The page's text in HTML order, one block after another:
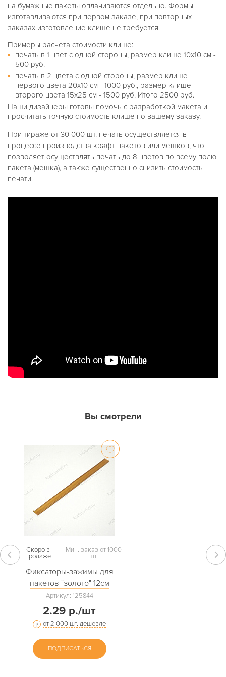
на бумажные пакеты оплачиваются отдельно. Формы
изготавливаются при первом заказе, при повторных
заказах изготовление клише не требуется.
Примеры расчета стоимости клише:
печать в 1 цвет с одной стороны, размер клише 10х10 см -
500 руб.
печать в 2 цвета с одной стороны, размер клише
первого цвета 20х10 см - 1000 руб., размер клише
второго цвета 15х25 см - 1500 руб. Итого 2500 руб.
Наши дизайнеры готовы помочь с разработкой макета и
просчитать точную стоимость клише по вашему заказу.
При тираже от 30 000 шт. печать осуществляется в
процессе производства крафт пакетов или мешков, что
позволяет осуществлять печать до 8 цветов по всему полю
пакета (мешка), а также существенно снизить стоимость
печати.
Вы смотрели
Скоро в
продаже
Мин. заказ от 1000
шт.
Фиксаторы-зажимы для
пакетов "золото" 12см
Артикул: 125844
2.29 р./шт
от 2 000 шт. дешевле
ПОДПИСАТЬСЯ